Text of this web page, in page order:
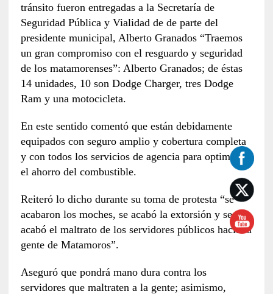
tránsito fueron entregadas a la Secretaría de
Seguridad Pública y Vialidad de de parte del
presidente municipal, Alberto Granados “Traemos
un gran compromiso con el resguardo y seguridad
de los matamorenses”: Alberto Granados; de éstas
14 unidades, 10 son Dodge Charger, tres Dodge
Ram y una motocicleta.
En este sentido comentó que están debidamente
equipados con seguro amplio y cobertura completa
y con todos los servicios de agencia para optimizar
el ahorro del combustible.
Reiteró lo dicho durante su toma de protesta “se
acabaron los moches, se acabó la extorsión y se
acabó el maltrato de los servidores públicos hacia la
gente de Matamoros”.
Aseguró que pondrá mano dura contra los
servidores que maltraten a la gente; asimismo,